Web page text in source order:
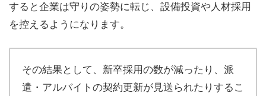
すると企業は守りの姿勢に転じ、設備投資や人材採用
を控えるようになります。
その結果として、新卒採用の数が減ったり、派
遣・アルバイトの契約更新が見送られたりするこ